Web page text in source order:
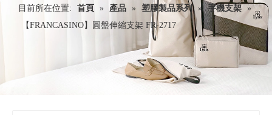
目前所在位置: 首頁 » 產品 » 塑膠製品系列 » 手機支架 »
【FRANCASINO】圓盤伸縮支架 FR-2717